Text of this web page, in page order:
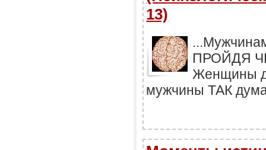
13)
ПРОЙДЯ
Женщины
мужчины ТАК